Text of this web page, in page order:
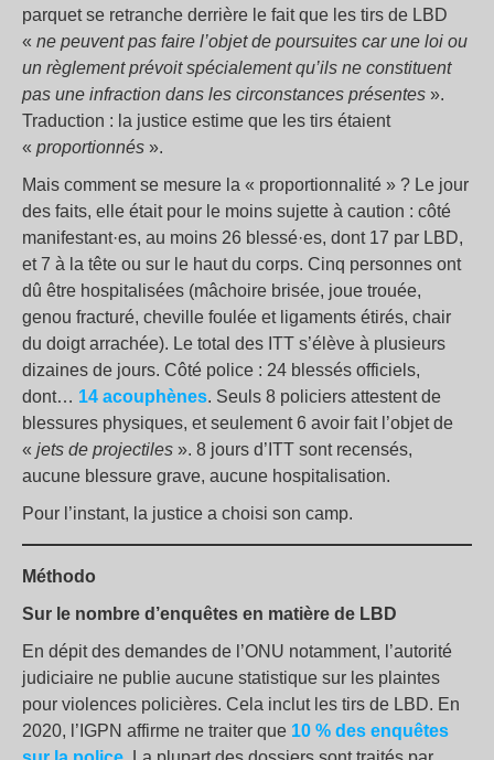
parquet se retranche derrière le fait que les tirs de LBD
« ne peuvent pas faire l’objet de poursuites car une loi ou
un règlement prévoit spécialement qu’ils ne constituent
pas une infraction dans les circonstances présentes ».
Traduction : la justice estime que les tirs étaient
« proportionnés ».
Mais comment se mesure la « proportionnalité » ? Le jour
des faits, elle était pour le moins sujette à caution : côté
manifestant·es, au moins 26 blessé·es, dont 17 par LBD,
et 7 à la tête ou sur le haut du corps. Cinq personnes ont
dû être hospitalisées (mâchoire brisée, joue trouée,
genou fracturé, cheville foulée et ligaments étirés, chair
du doigt arrachée). Le total des ITT s’élève à plusieurs
dizaines de jours. Côté police : 24 blessés officiels,
dont… 14 acouphènes. Seuls 8 policiers attestent de
blessures physiques, et seulement 6 avoir fait l’objet de
« jets de projectiles ». 8 jours d’ITT sont recensés,
aucune blessure grave, aucune hospitalisation.
Pour l’instant, la justice a choisi son camp.
Méthodo
Sur le nombre d’enquêtes en matière de LBD
En dépit des demandes de l’ONU notamment, l’autorité
judiciaire ne publie aucune statistique sur les plaintes
pour violences policières. Cela inclut les tirs de LBD. En
2020, l’IGPN affirme ne traiter que 10 % des enquêtes